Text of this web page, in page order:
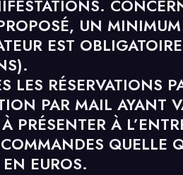
UN
EST
LES RÉSERVATIONS
PAR MAIL AYANT
PRÉSENTER À
QUELLE
EUROS.